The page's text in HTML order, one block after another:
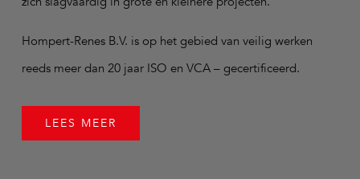
Hompert-Renes B.V. is op het gebied van veilig werken
reeds meer dan 20 jaar ISO en VCA – gecertificeerd.
LEES MEER